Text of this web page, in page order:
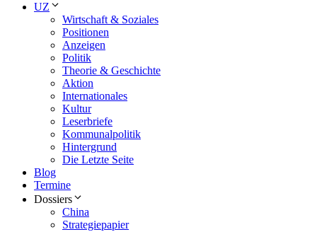
UZ
Wirtschaft & Soziales
Positionen
Anzeigen
Politik
Theorie & Geschichte
Aktion
Internationales
Kultur
Leserbriefe
Kommunalpolitik
Hintergrund
Die Letzte Seite
Blog
Termine
Dossiers
China
Strategiepapier